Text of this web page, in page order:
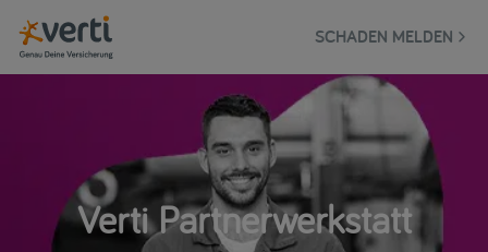
SCHADEN MELDEN
Verti Partnerwerkstatt